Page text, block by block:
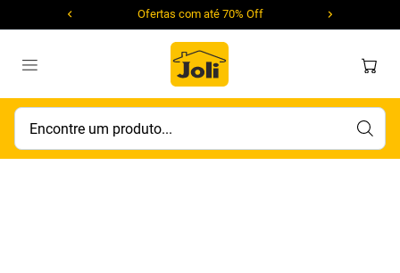
Ofertas com até 70% Off
Encontre um produto...